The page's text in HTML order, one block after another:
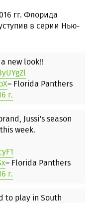
гг. Флорида
в серии Нью-
new look!!
– Florida Panthers
г.
Jussi's season
week.
– Florida Panthers
г.
to play in South